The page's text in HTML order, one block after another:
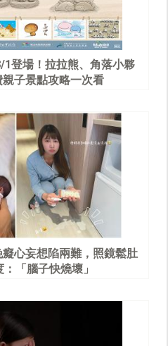
登場！拉拉熊、角落小夥
子景點攻略一次看
心妄想陷兩難，照鏡鬆肚
「腦子快燒壞」